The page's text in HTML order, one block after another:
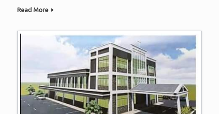
时在教区内推行有价值的计划，以纾缓和改善教区内所有会友的个
去种植和/或饲养动物，以减少粮食进口，因为粮食进口的成本逐
年增加。上帝赐给我们，身为沙巴人，富饶肥沃的土地，如果我们
不充分利用，这就是浪费。 福利委员会希望为更多有需要的人得
到祝福，让我们继续为福利委员会全心全意地祷告和在奉献上慷慨
地给以支持。你可以通过你当地的教会参与奉献，使用教会或普通
信封，并注明“福利主日基金”。你亦可透过沙巴教区汇丰银行帐
户：392-013397-001或RHBB银行帐户2101 03 0000 9829转帐，并
注明“福利主日基金，教会名称”。请将您的银行收据发送至
whatsapp @ 016833 3371或电子邮件:lilyliau@gmail.com于教区帐
户部。 愿我们欢欢喜喜地祝福那些需要帮助的人，就像上帝赐予
我们大祝福一样。我和我的委员会要感谢你们对上帝事工忠心的奉
Read More